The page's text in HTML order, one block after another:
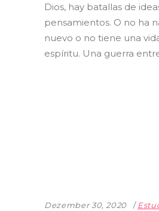
Dios, hay batallas de
pensamientos. O no ha
nuevo o no tiene una
espíritu. Una guerra
Dezember 30, 2020